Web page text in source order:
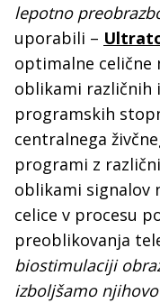
lepotno
uporabili –
optimalne celične
oblikami različnih
programskih
centralnega
programi z
oblikami signalov
celice v procesu
preoblikovanja
biostimulaciji
izboljšamo